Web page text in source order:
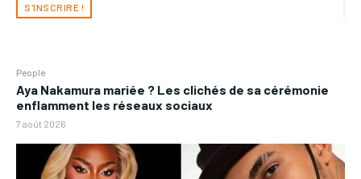
S'INSCRIRE !
People
Aya Nakamura mariée ? Les clichés de sa cérémonie
enflamment les réseaux sociaux
7 août 2026